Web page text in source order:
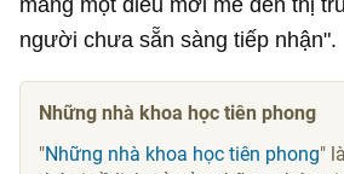
người chưa sẵn sàng tiếp nhận".
Những nhà khoa học tiên phong
"Những nhà khoa học tiên phong"